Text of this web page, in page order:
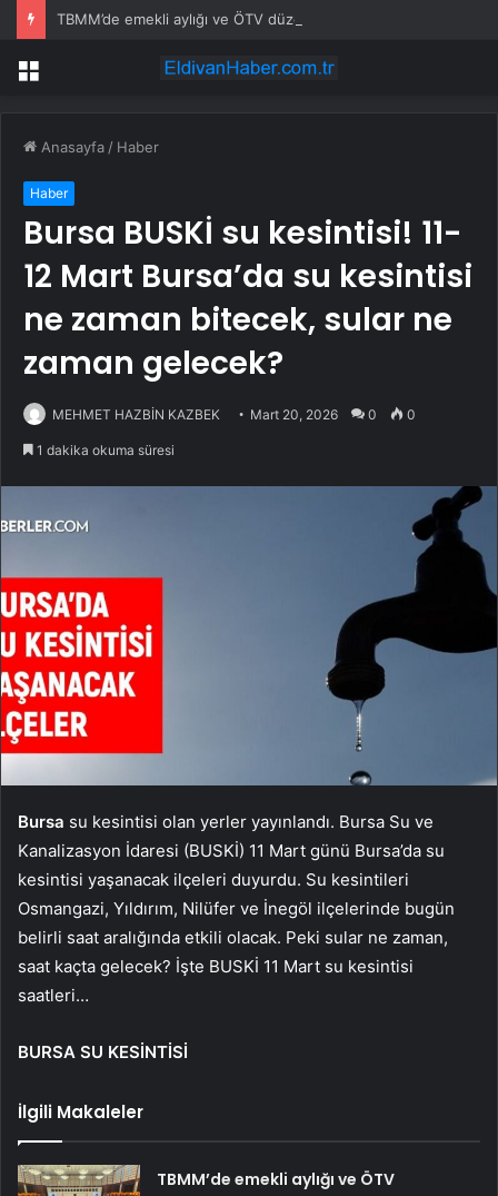
Menü
Anasayfa / Haber
Haber
Bursa BUSKİ su kesintisi! 11-
12 Mart Bursa’da su kesintisi
ne zaman bitecek, sular ne
zaman gelecek?
MEHMET HAZBİN KAZBEK Mart 20, 2026 0 0
1 dakika okuma süresi
Bursa su kesintisi olan yerler yayınlandı. Bursa Su ve
Kanalizasyon İdaresi (BUSKİ) 11 Mart günü Bursa’da su
kesintisi yaşanacak ilçeleri duyurdu. Su kesintileri
Osmangazi, Yıldırım, Nilüfer ve İnegöl ilçelerinde bugün
belirli saat aralığında etkili olacak. Peki sular ne zaman,
saat kaçta gelecek? İşte BUSKİ 11 Mart su kesintisi
saatleri…
BURSA SU KESİNTİSİ
İlgili Makaleler
TBMM’de emekli aylığı ve ÖTV